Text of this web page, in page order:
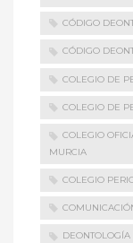
CÓDIGO
CÓDIGO
COLEGIO DE
COLEGIO DE
COLEGIO
MURCIA
COLEGIO
DEONTOLOGÍA